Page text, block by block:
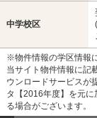
中学校区
※物件情報の学区情報
当サイト物件情報に記
ウンロードサービスが
タ【2016年度】を元
る場合がございます。